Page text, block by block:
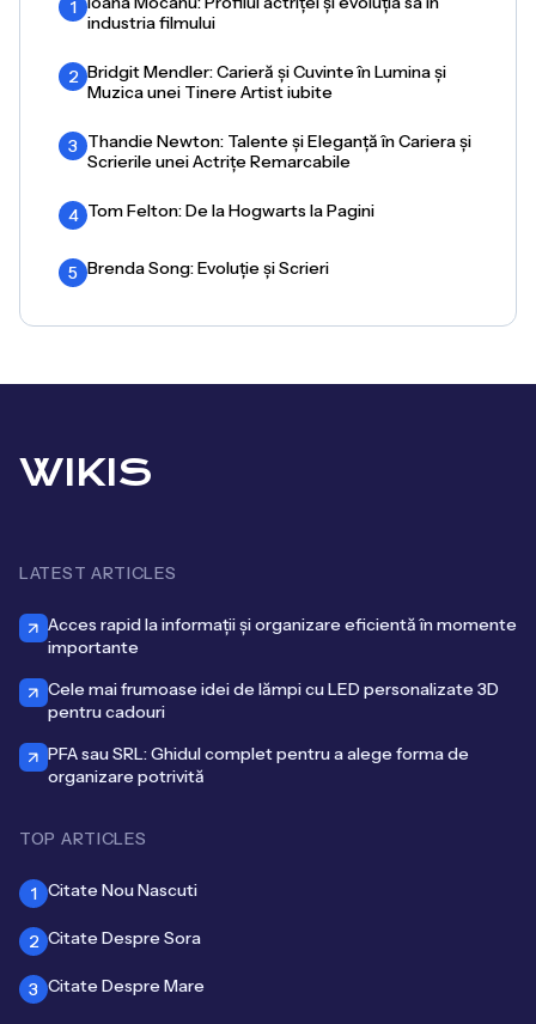
1
industria filmului
2 Bridgit Mendler: Carieră și Cuvinte în Lumina și
Muzica unei Tinere Artist iubite
3 Thandie Newton: Talente și Eleganță în Cariera și
Scrierile unei Actrițe Remarcabile
4 Tom Felton: De la Hogwarts la Pagini
5 Brenda Song: Evoluție și Scrieri
WIKIS
LATEST ARTICLES
Acces rapid la informații și organizare eficientă în momente
importante
Cele mai frumoase idei de lămpi cu LED personalizate 3D
pentru cadouri
PFA sau SRL: Ghidul complet pentru a alege forma de
organizare potrivită
TOP ARTICLES
1 Citate Nou Nascuti
2 Citate Despre Sora
3 Citate Despre Mare